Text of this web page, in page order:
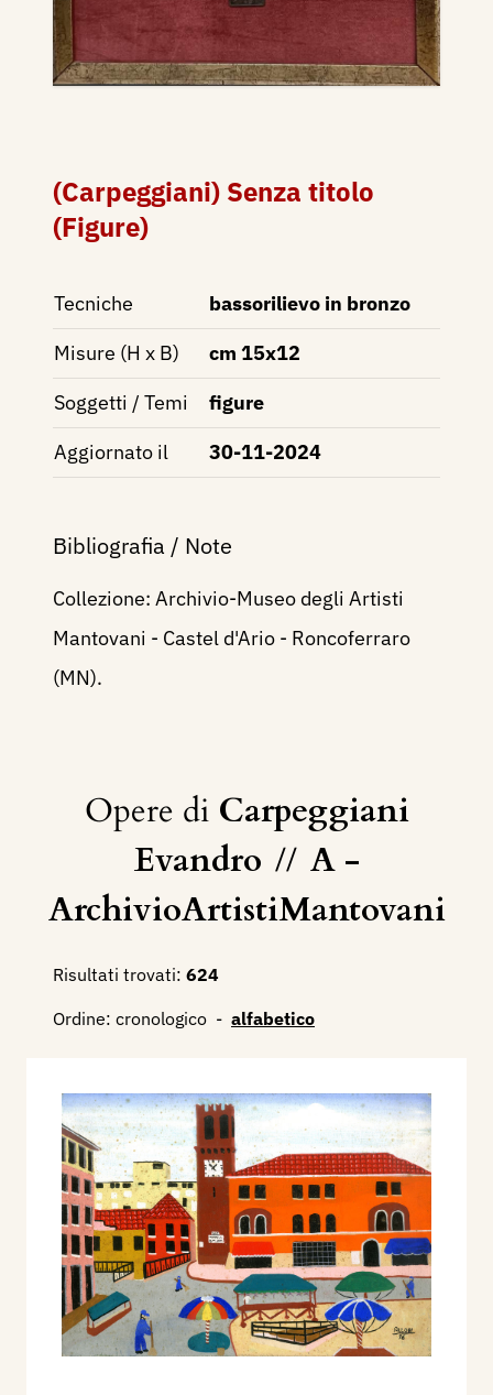
(Carpeggiani) Senza titolo
(Figure)
Tecniche
bassorilievo in bronzo
Misure (H x B)
cm 15x12
Soggetti / Temi
figure
Aggiornato il
30-11-2024
Bibliografia / Note
Collezione: Archivio-Museo degli Artisti
Mantovani - Castel d'Ario - Roncoferraro
(MN).
Opere di Carpeggiani
Evandro // A -
ArchivioArtistiMantovani
Risultati trovati: 624
Ordine: cronologico - alfabetico